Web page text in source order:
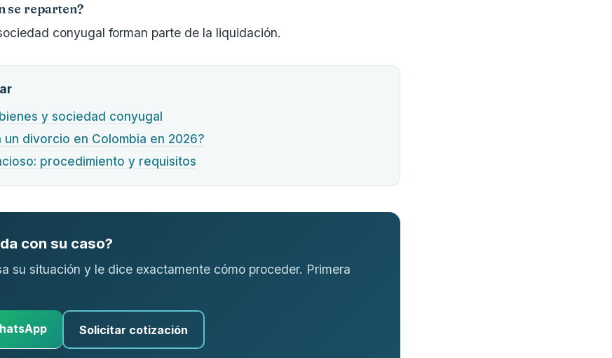
se reparten?
conyugal forman parte de la liquidación.
y sociedad conyugal
un divorcio en Colombia en 2026?
procedimiento y requisitos
con su caso?
su situación y le dice exactamente cómo proceder. Primera
Solicitar cotización